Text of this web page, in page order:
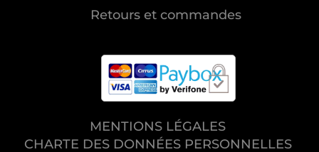
Retours et commandes
MENTIONS LÉGALES
CHARTE DES DONNÉES PERSONNELLES